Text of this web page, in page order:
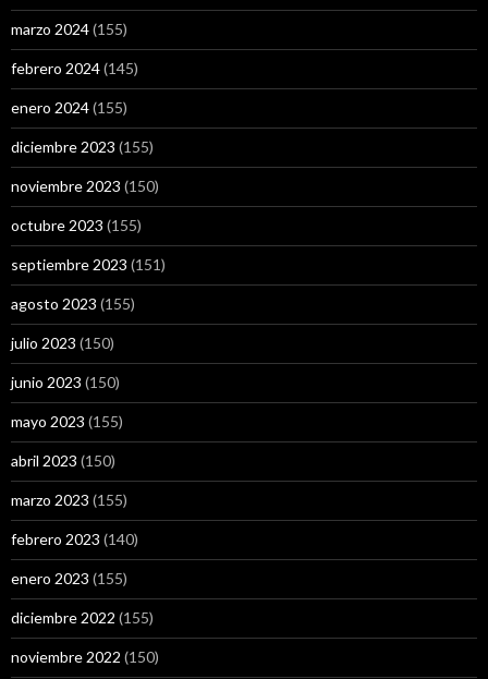
marzo 2024(155)
febrero 2024(145)
enero 2024(155)
diciembre 2023 (155)
noviembre 2023 (150)
octubre 2023 (155)
septiembre 2023 (151)
agosto 2023 (155)
julio 2023 (150)
junio 2023 (150)
mayo 2023 (155)
abril 2023 (150)
marzo 2023 (155)
febrero 2023 (140)
enero 2023 (155)
diciembre 2022 (155)
noviembre 2022 (150)